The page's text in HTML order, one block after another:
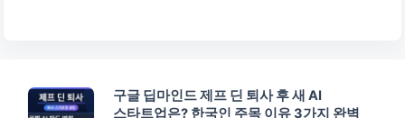
구글 딥마인드 제프 딘 퇴사 후 새 AI
스타트업은? 한국인 주목 이유 3가지 완벽